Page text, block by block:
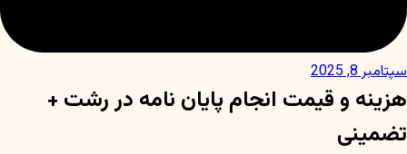
سپتامبر 8, 2025
هزینه و قیمت انجام پایان نامه در رشت +
تضمینی